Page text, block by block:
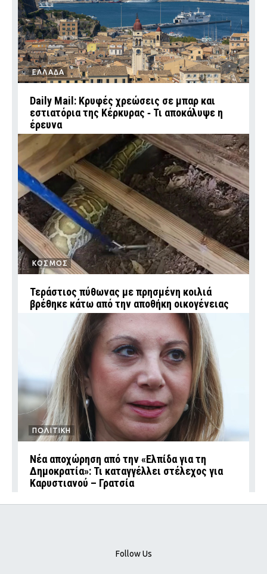
ΕΛΛΑΔΑ
Daily Mail: Κρυφές χρεώσεις σε μπαρ και
εστιατόρια της Κέρκυρας ‑ Τι αποκάλυψε η
έρευνα
ΚΟΣΜΟΣ
Τεράστιος πύθωνας με πρησμένη κοιλιά
βρέθηκε κάτω από την αποθήκη οικογένειας
ΠΟΛΙΤΙΚΗ
Νέα αποχώρηση από την «Ελπίδα για τη
Δημοκρατία»: Τι καταγγέλλει στέλεχος για
Καρυστιανού – Γρατσία
Follow Us